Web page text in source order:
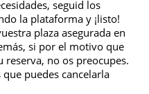
seguid los
la plataforma y ¡listo!
plaza asegurada en
si por el motivo que
reserva, no os preocupes.
puedes cancelarla